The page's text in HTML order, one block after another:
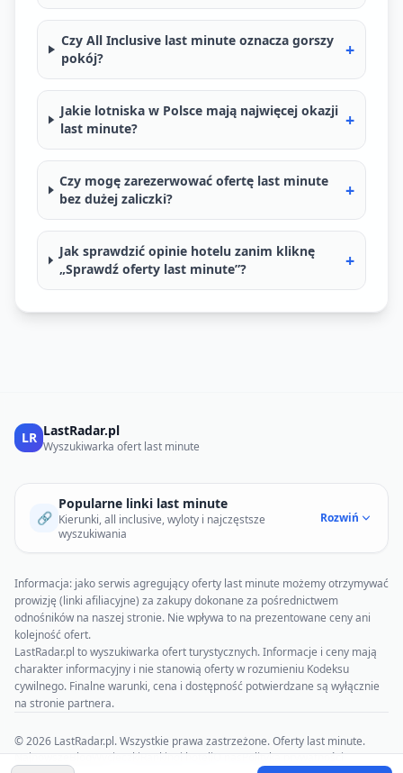
Czy All Inclusive last minute oznacza gorszy
pokój?
+
Jakie lotniska w Polsce mają najwięcej okazji
last minute?
+
Czy mogę zarezerwować ofertę last minute
bez dużej zaliczki?
+
Jak sprawdzić opinie hotelu zanim kliknę
„Sprawdź oferty last minute”?
+
LR LastRadar.pl
Wyszukiwarka ofert last minute
🔗
Popularne linki last minute
Kierunki, all inclusive, wyloty i najczęstsze
wyszukiwania
Rozwiń
Informacja: jako serwis agregujący oferty last minute możemy otrzymywać
prowizję (linki afiliacyjne) za zakupy dokonane za pośrednictwem
odnośników na naszej stronie. Nie wpływa to na prezentowane ceny ani
kolejność ofert.
LastRadar.pl to wyszukiwarka ofert turystycznych. Informacje i ceny mają
charakter informacyjny i nie stanowią oferty w rozumieniu Kodeksu
cywilnego. Finalne warunki, cena i dostępność potwierdzane są wyłącznie
na stronie partnera.
© 2026 LastRadar.pl. Wszystkie prawa zastrzeżone. Oferty last minute.
NajnowszeBlogWycieczkiRankingi hoteliO nasPolityka prywatności